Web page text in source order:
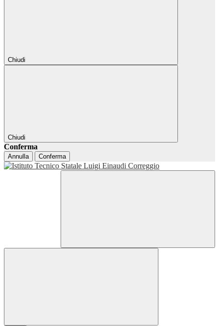
Chiudi
Chiudi
Conferma
Annulla Conferma